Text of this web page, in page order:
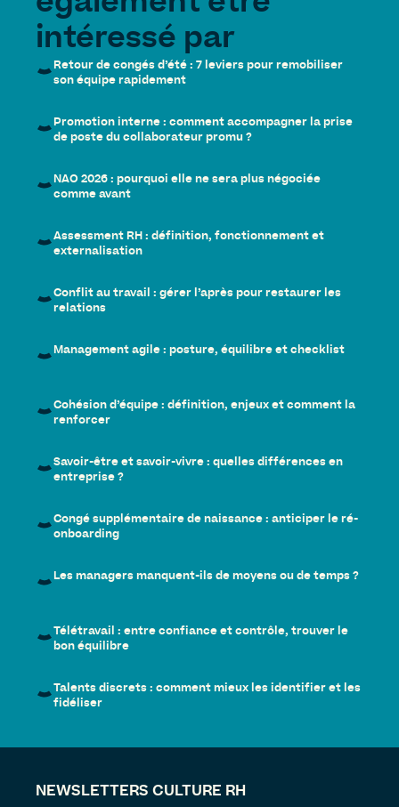
intéressé par
Retour de congés d’été : 7 leviers pour remobiliser
son équipe rapidement
Promotion interne : comment accompagner la prise
de poste du collaborateur promu ?
NAO 2026 : pourquoi elle ne sera plus négociée
comme avant
Assessment RH : définition, fonctionnement et
externalisation
Conflit au travail : gérer l’après pour restaurer les
relations
Management agile : posture, équilibre et checklist
Cohésion d’équipe : définition, enjeux et comment la
renforcer
Savoir-être et savoir-vivre : quelles différences en
entreprise ?
Congé supplémentaire de naissance : anticiper le ré-
onboarding
Les managers manquent-ils de moyens ou de temps ?
Télétravail : entre confiance et contrôle, trouver le
bon équilibre
Talents discrets : comment mieux les identifier et les
fidéliser
NEWSLETTERS CULTURE RH